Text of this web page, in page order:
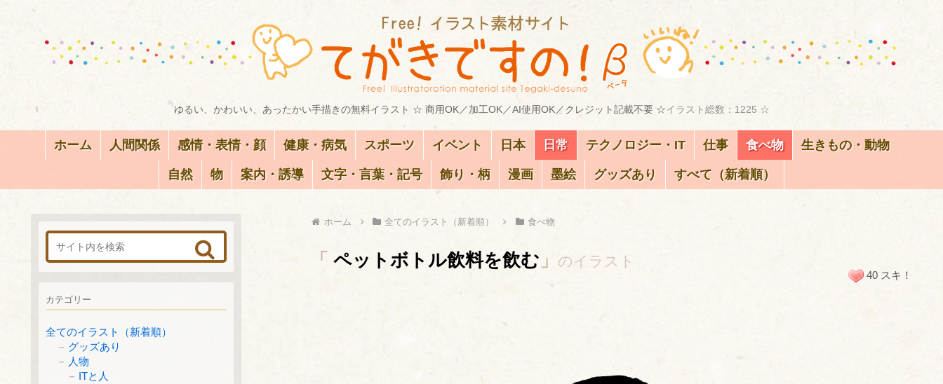
ゆるい、かわいい、あったかい手描きの無料イラスト ☆ 商用OK／加工OK／AI使用OK／クレジット記載不要 ☆イラスト総数：1225 ☆
ホーム 人間関係 感情・表情・顔 健康・病気 スポーツ イベント 日本 日常 テクノロジー・IT 仕事 食べ物 生きもの・動物
自然 物 案内・誘導 文字・言葉・記号 飾り・柄 漫画 墨絵 グッズあり すべて（新着順）
ホーム 全てのイラスト（新着順） 食べ物
「 ペットボトル飲料を飲む 」 のイラスト
40 スキ！
カテゴリー
全てのイラスト（新着順）
グッズあり
人物
ITと人